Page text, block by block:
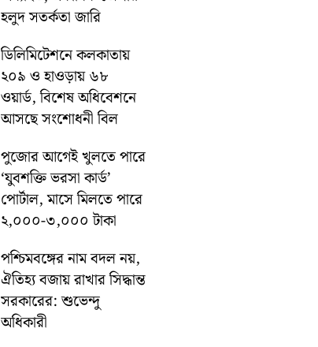
হলুদ সতর্কতা জারি
ডিলিমিটেশনে কলকাতায়
২০৯ ও হাওড়ায় ৬৮
ওয়ার্ড, বিশেষ অধিবেশনে
আসছে সংশোধনী বিল
পুজোর আগেই খুলতে পারে
‘যুবশক্তি ভরসা কার্ড’
পোর্টাল, মাসে মিলতে পারে
২,০০০-৩,০০০ টাকা
পশ্চিমবঙ্গের নাম বদল নয়,
ঐতিহ্য বজায় রাখার সিদ্ধান্ত
সরকারের: শুভেন্দু
অধিকারী